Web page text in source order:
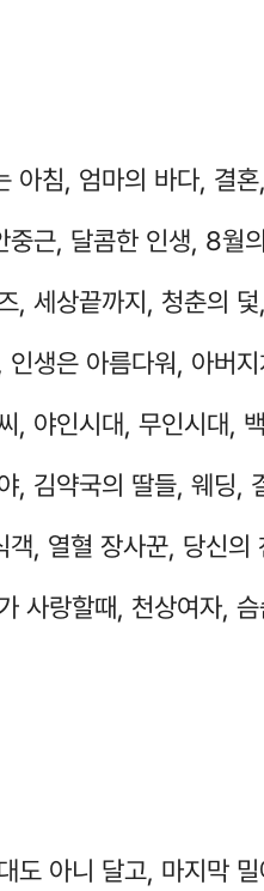
아침, 엄마의 바다, 결
중근, 달콤한 인생, 8월
, 세상끝까지, 청춘의
생은 아름다워, 아버
, 야인시대, 무인시대,
, 김약국의 딸들, 웨딩,
, 열혈 장사꾼, 당신
사랑할때, 천상여자,
도 아니 달고, 마지막